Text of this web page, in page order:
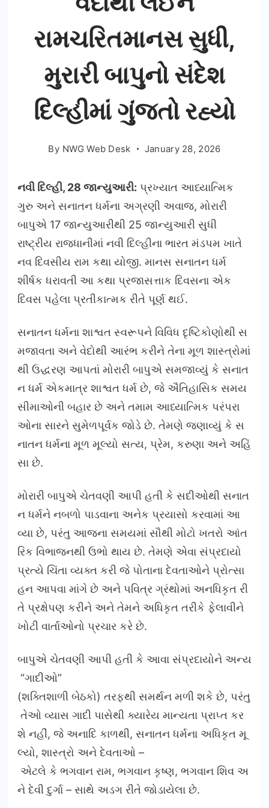
રામચરિતમાનસ સુધી,
મુરારી બાપુનો સંદેશ
દિલ્હીમાં ગુંજતો રહ્યો
By NWG Web Desk January 28, 2026
નવી દિલ્હી, 28 જાન્યુઆરી: પ્રખ્યાત આધ્યાત્મિક
ગુરુ અને સનાતન ધર્મના અગ્રણી અવાજ, મોરારી
બાપુએ 17 જાન્યુઆરીથી 25 જાન્યુઆરી સુધી
રાષ્ટ્રીય રાજધાનીમાં નવી દિલ્હીના ભારત મંડપમ ખાતે
નવ દિવસીય રામ કથા યોજી. માનસ સનાતન ધર્મ
શીર્ષક ધરાવતી આ કથા પ્રજાસત્તાક દિવસના એક
દિવસ પહેલા પ્રતીકાત્મક રીતે પૂર્ણ થઈ.
સનાતન ધર્મના શાશ્વત સ્વરૂપને વિવિધ દૃષ્ટિકોણોથી સ
મજાવતા અને વેદોથી આરંભ કરીને તેના મૂળ શાસ્ત્રોમાં
થી ઉદ્ધરણ આપતાં મોરારી બાપુએ સમજાવ્યું કે સનાત
ન ધર્મ એકમાત્ર શાશ્વત ધર્મ છે, જે ઐતિહાસિક સમય
સીમાઓની બહાર છે અને તમામ આધ્યાત્મિક પરંપરા
ઓના સારને સુમેળપૂર્વક જોડે છે. તેમણે જણાવ્યું કે સ
નાતન ધર્મના મૂળ મૂલ્યો સત્ય, પ્રેમ, કરુણા અને અહિં
સા છે.
મોરારી બાપુએ ચેતવણી આપી હતી કે સદીઓથી સનાત
ન ધર્મને નબળો પાડવાના અનેક પ્રયાસો કરવામાં આ
વ્યા છે, પરંતુ આજના સમયમાં સૌથી મોટો ખતરો આંત
રિક વિભાજનથી ઉભો થાય છે. તેમણે એવા સંપ્રદાયો
પ્રત્યે ચિંતા વ્યક્ત કરી જે પોતાના દેવતાઓને પ્રોત્સા
હન આપવા માંગે છે અને પવિત્ર ગ્રંથોમાં અનધિકૃત રી
તે પ્રક્ષેપણ કરીને અને તેમને અધિકૃત તરીકે ફેલાવીને
ખોટી વાર્તાઓનો પ્રચાર કરે છે.
બાપુએ ચેતવણી આપી હતી કે આવા સંપ્રદાયોને અન્ય
“ગાદીઓ”
(શક્તિશાળી બેઠકો) તરફથી સમર્થન મળી શકે છે, પરંતુ
તેઓ વ્યાસ ગાદી પાસેથી ક્યારેય માન્યતા પ્રાપ્ત કર
શે નહીં, જે અનાદિ કાળથી, સનાતન ધર્મના અધિકૃત મૂ
લ્યો, શાસ્ત્રો અને દેવતાઓ –
એટલે કે ભગવાન રામ, ભગવાન કૃષ્ણ, ભગવાન શિવ અ
ને દેવી દુર્ગા – સાથે અડગ રીતે જોડાયેલા છે.